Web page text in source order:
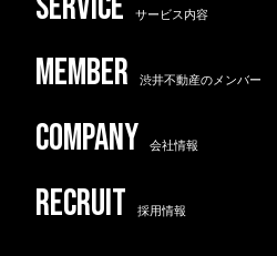
サービス内容
渋井不動産のメンバー
会社情報
採用情報